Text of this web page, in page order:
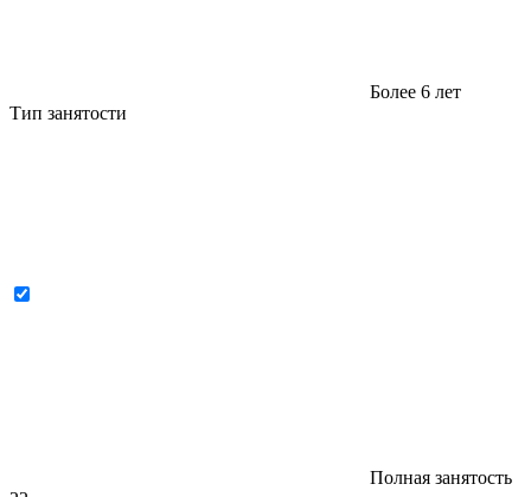
Более 6 лет
Тип занятости
Полная занятость